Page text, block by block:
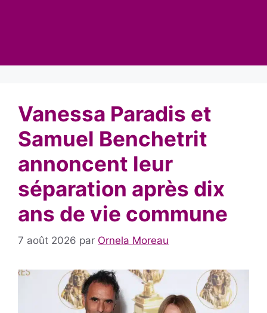
Vanessa Paradis et
Samuel Benchetrit
annoncent leur
séparation après dix
ans de vie commune
7 août 2026 par Ornela Moreau